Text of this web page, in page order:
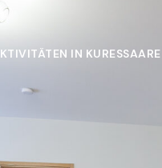
IN KURESSAARE